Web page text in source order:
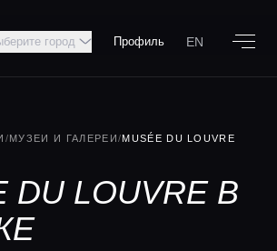
город Профиль EN
/МУЗЕИ И ГАЛЕРЕИ/MUSÉE DU LOUVRE
DU LOUVRE В